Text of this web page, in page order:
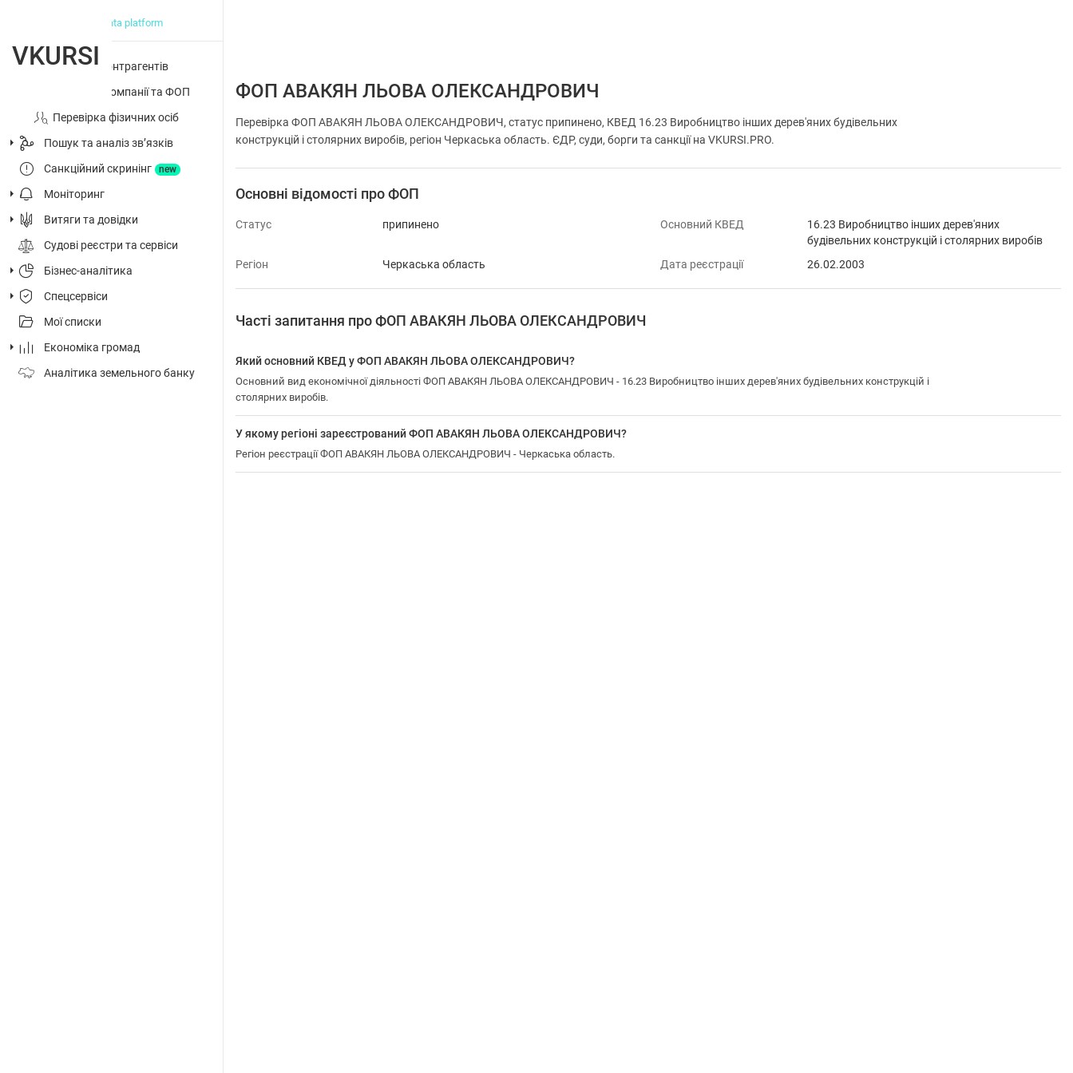
big data platform
Перевірка контрагентів
Досьє на компанії та ФОП
Перевірка фізичних осіб
Пошук та аналіз звʼязків
Санкційний скринінг
new
Моніторинг
Витяги та довідки
Судові реєстри та сервіси
Бізнес-аналітика
Спецсервіси
Мої списки
Економіка громад
Аналітика земельного банку
ФОП АВАКЯН ЛЬОВА ОЛЕКСАНДРОВИЧ
Перевірка ФОП АВАКЯН ЛЬОВА ОЛЕКСАНДРОВИЧ, статус припинено, КВЕД 16.23 Виробництво інших дерев'яних будівельних
конструкцій і столярних виробів, регіон Черкаська область. ЄДР, суди, борги та санкції на VKURSI.PRO.
Основні відомості про ФОП
Статус припинено Основний КВЕД
16.23 Виробництво інших дерев'яних
будівельних конструкцій і столярних виробів
Регіон
Черкаська область Дата реєстрації 26.02.2003
Часті запитання про ФОП АВАКЯН ЛЬОВА ОЛЕКСАНДРОВИЧ
Який основний КВЕД у ФОП АВАКЯН ЛЬОВА ОЛЕКСАНДРОВИЧ?
Основний вид економічної діяльності ФОП АВАКЯН ЛЬОВА ОЛЕКСАНДРОВИЧ - 16.23 Виробництво інших дерев'яних будівельних конструкцій і
столярних виробів.
У якому регіоні зареєстрований ФОП АВАКЯН ЛЬОВА ОЛЕКСАНДРОВИЧ?
Регіон реєстрації ФОП АВАКЯН ЛЬОВА ОЛЕКСАНДРОВИЧ - Черкаська область.
VKURSI